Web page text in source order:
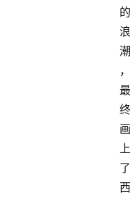
的
浪
潮
，
最
终
画
上
了
西